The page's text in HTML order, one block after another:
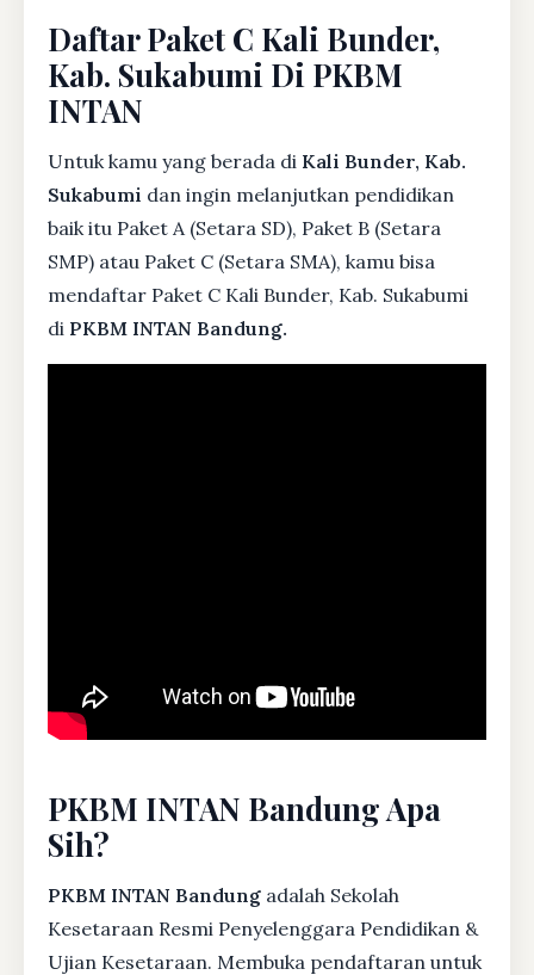
Daftar Paket C Kali Bunder,
Kab. Sukabumi Di PKBM
INTAN
Untuk kamu yang berada di Kali Bunder, Kab.
Sukabumi dan ingin melanjutkan pendidikan
baik itu Paket A (Setara SD), Paket B (Setara
SMP) atau Paket C (Setara SMA), kamu bisa
mendaftar Paket C Kali Bunder, Kab. Sukabumi
di PKBM INTAN Bandung.
PKBM INTAN Bandung Apa
Sih?
PKBM INTAN Bandung adalah Sekolah
Kesetaraan Resmi Penyelenggara Pendidikan &
Ujian Kesetaraan. Membuka pendaftaran untuk